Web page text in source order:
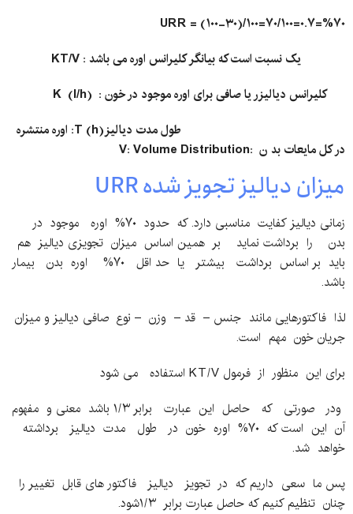
URR = (۱۰۰-۳۰)/۱۰۰=۷۰/۱۰۰=۰.۷=%۷۰
یک نسبت است که بیانگر کلیرانس اوره می باشد : KT/V
کلیرانس دیالیزر یا صافی برای اوره موجود در خون : (l/h)
K
طول مدت دیالیز T (h): اورهمنتشره
در کل مایعات بد ن :V: Volume Distribution
میزان دیالیز تجویز شده URR
زمانی دیالیز کفایت مناسبی دارد. که حدود ۷۰% اوره موجود در
بدن را برداشت نماید بر همین اساس میزان تجویزی دیالیز هم
باید بر اساس برداشت بیشتر یا حد اقل ۷۰% اوره بدن بیمار
باشد.
لذا فاکتورهایی مانند جنس – قد – وزن – نوع صافی دیالیز و میزان
جریان خون مهم است.
برای این منظور از فرمول KT/V استفاده می شود
ودر صورتی که حاصل این عبارت برابر ۱/۳ باشد معنی و مفهوم
آن این است که ۷۰% اوره خون در طول مدت دیالیز برداشته
خواهد شد.
پس ما سعی داریم که در تجویز دیالیز فاکتور های قابل تغییر را
چنان تنظیم کنیم که حاصل عبارت برابر ۱/۳شود.